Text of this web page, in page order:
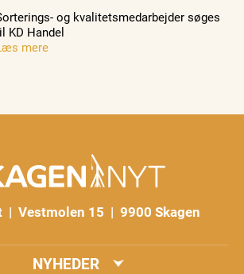
og kvalitetsmedarbejder søges
KD Handel
mere
| Vestmolen 15 | 9900 Skagen
NYHEDER